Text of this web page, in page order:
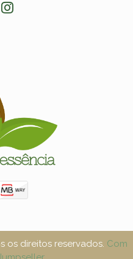
os direitos reservados. Com